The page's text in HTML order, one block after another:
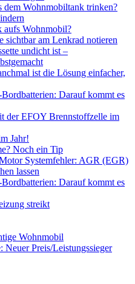
dem Wohnmobiltank trinken?
aufs Wohnmobil?
sichtbar am Lenkrad notieren
undicht ist –
ist die Lösung einfacher,
Darauf kommt es
der EFOY Brennstoffzelle im
Jahr!
Noch ein Tip
Systemfehler: AGR (EGR)
lassen
Darauf kommt es
streikt
Wohnmobil
Neuer Preis/Leistungssieger